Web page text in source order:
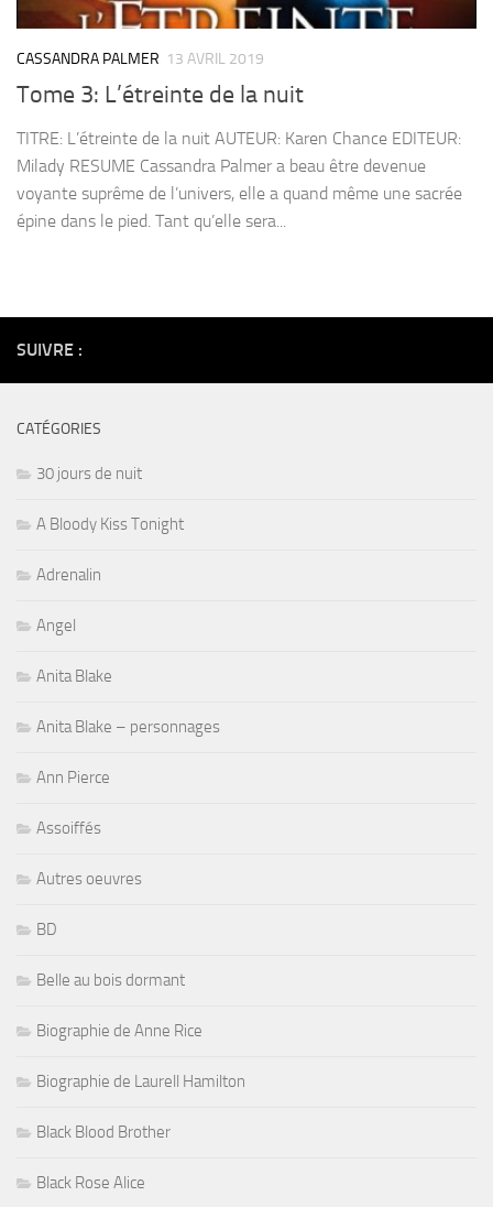
CASSANDRA PALMER 13 AVRIL 2019
Tome 3: L’étreinte de la nuit
TITRE: L’étreinte de la nuit AUTEUR: Karen Chance EDITEUR:
Milady RESUME Cassandra Palmer a beau être devenue
voyante suprême de l’univers, elle a quand même une sacrée
épine dans le pied. Tant qu’elle sera...
SUIVRE :
CATÉGORIES
30 jours de nuit
A Bloody Kiss Tonight
Adrenalin
Angel
Anita Blake
Anita Blake – personnages
Ann Pierce
Assoiffés
Autres oeuvres
BD
Belle au bois dormant
Biographie de Anne Rice
Biographie de Laurell Hamilton
Black Blood Brother
Black Rose Alice